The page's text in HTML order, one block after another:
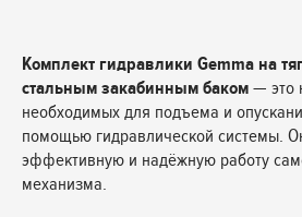
Комплект гидравлики Gemma на
стальным закабинным баком — это
необходимых для подъема и
помощью гидравлической системы.
эффективную и надёжную работу
механизма.